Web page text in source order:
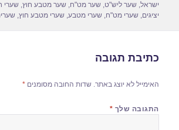
ישראל,שער ליש"ט,שער מט"ח,שער מטבע חוץ,שערי
יציגים,שערי מט"ח,שערי מטבע,שערי מטבע חוץ,
כתיבת תגובה
האימייל לא יוצג באתר. שדות החובה מסומנים*
התגובה שלך *